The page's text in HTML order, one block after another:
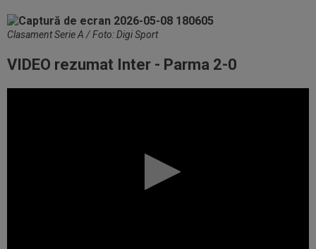
Clasament Serie A / Foto: Digi Sport
VIDEO rezumat Inter - Parma 2-0